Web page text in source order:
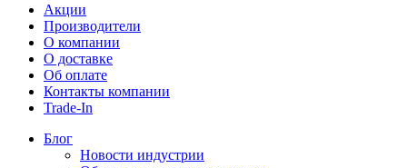
Акции
Производители
О компании
О доставке
Об оплате
Контакты компании
Trade-In
Блог
Новости индустрии